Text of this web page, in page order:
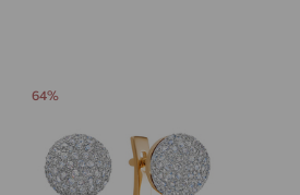
64%